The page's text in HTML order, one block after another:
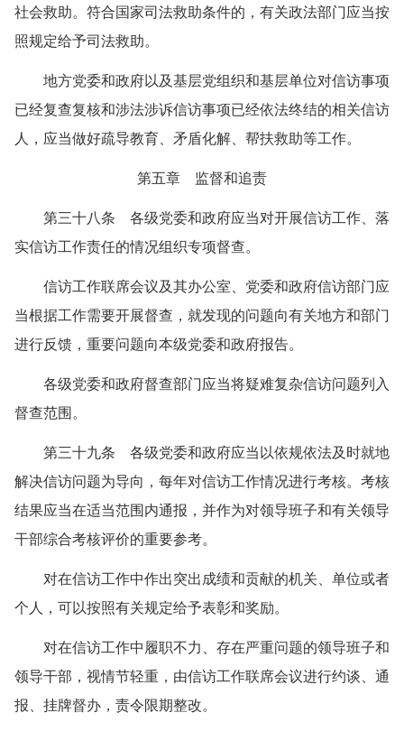
社会救助。符合国家司法救助条件的，有关政法部门应当按
照规定给予司法救助。
地方党委和政府以及基层党组织和基层单位对信访事项
已经复查复核和涉法涉诉信访事项已经依法终结的相关信访
人，应当做好疏导教育、矛盾化解、帮扶救助等工作。
第五章 监督和追责
第三十八条 各级党委和政府应当对开展信访工作、落
实信访工作责任的情况组织专项督查。
信访工作联席会议及其办公室、党委和政府信访部门应
当根据工作需要开展督查，就发现的问题向有关地方和部门
进行反馈，重要问题向本级党委和政府报告。
各级党委和政府督查部门应当将疑难复杂信访问题列入
督查范围。
第三十九条 各级党委和政府应当以依规依法及时就地
解决信访问题为导向，每年对信访工作情况进行考核。考核
结果应当在适当范围内通报，并作为对领导班子和有关领导
干部综合考核评价的重要参考。
对在信访工作中作出突出成绩和贡献的机关、单位或者
个人，可以按照有关规定给予表彰和奖励。
对在信访工作中履职不力、存在严重问题的领导班子和
领导干部，视情节轻重，由信访工作联席会议进行约谈、通
报、挂牌督办，责令限期整改。